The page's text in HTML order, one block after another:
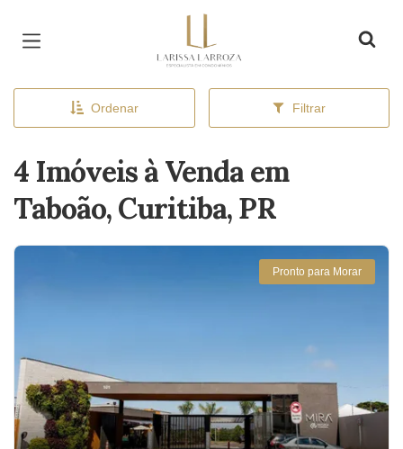
Ordenar Filtrar
4 Imóveis à Venda em
Taboão, Curitiba, PR
Pronto para Morar